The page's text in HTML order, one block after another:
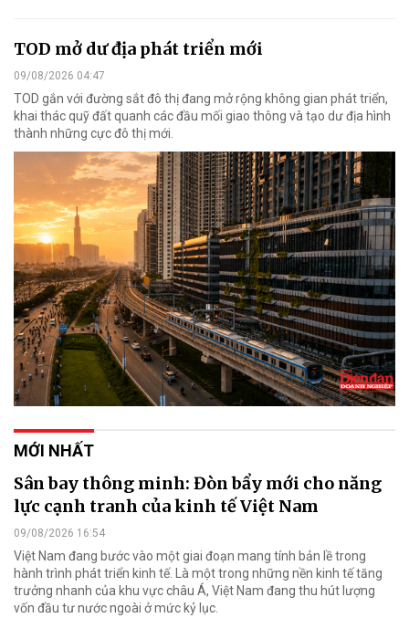
TOD mở dư địa phát triển mới
09/08/2026 04:47
TOD gắn với đường sắt đô thị đang mở rộng không gian phát triển,
khai thác quỹ đất quanh các đầu mối giao thông và tạo dư địa hình
thành những cực đô thị mới.
MỚI NHẤT
Sân bay thông minh: Đòn bẩy mới cho năng
lực cạnh tranh của kinh tế Việt Nam
09/08/2026 16:54
Việt Nam đang bước vào một giai đoạn mang tính bản lề trong
hành trình phát triển kinh tế. Là một trong những nền kinh tế tăng
trưởng nhanh của khu vực châu Á, Việt Nam đang thu hút lượng
vốn đầu tư nước ngoài ở mức kỷ lục.